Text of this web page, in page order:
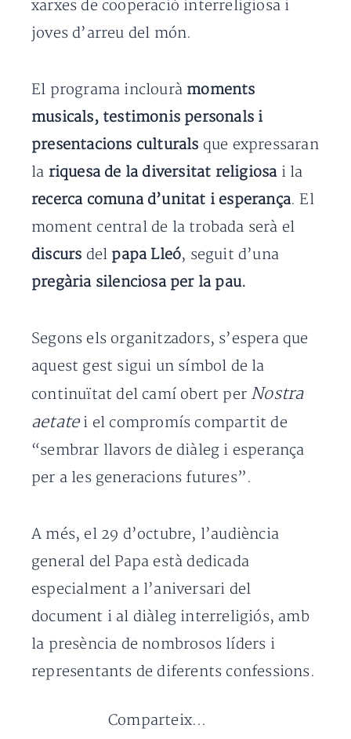
xarxes de cooperació interreligiosa i
joves d’arreu del món.
El programa inclourà moments
musicals, testimonis personals i
presentacions culturals que expressaran
la riquesa de la diversitat religiosai la
recerca comuna d’unitat i esperança. El
moment central de la trobada serà el
discurs del papa Lleó, seguit d’una
pregària silenciosa per la pau.
Segons els organitzadors, s’espera que
aquest gest sigui un símbol de la
continuïtat del camí obert per Nostra
aetatei el compromís compartit de
“sembrar llavors de diàleg i esperança
per a les generacions futures”.
A més, el 29 d’octubre, l’audiència
general del Papa està dedicada
especialment a l’aniversari del
document i al diàleg interreligiós, amb
la presència de nombrosos líders i
representants de diferents confessions.
Comparteix...